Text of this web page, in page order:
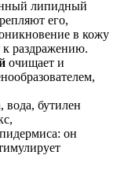
липидный
его,
в кожу
к раздражению.
очищает и
вода, бутилен
он